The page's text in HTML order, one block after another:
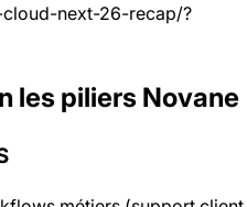
next-26-recap/?
les piliers Novane